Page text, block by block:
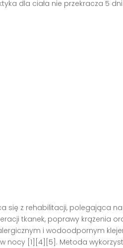
dla ciała nie przekracza 5
się z rehabilitacji, polegająca
tkanek, poprawy krążenia
i wodoodpornym
nocy [1][4][5]. Metoda